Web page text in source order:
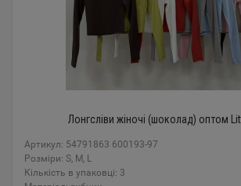
Лонгсліви жіночі (шоколад) оптом
Артикул: 54791863 600193-97
Розміри: S, M, L
Кількість в упаковці: 3